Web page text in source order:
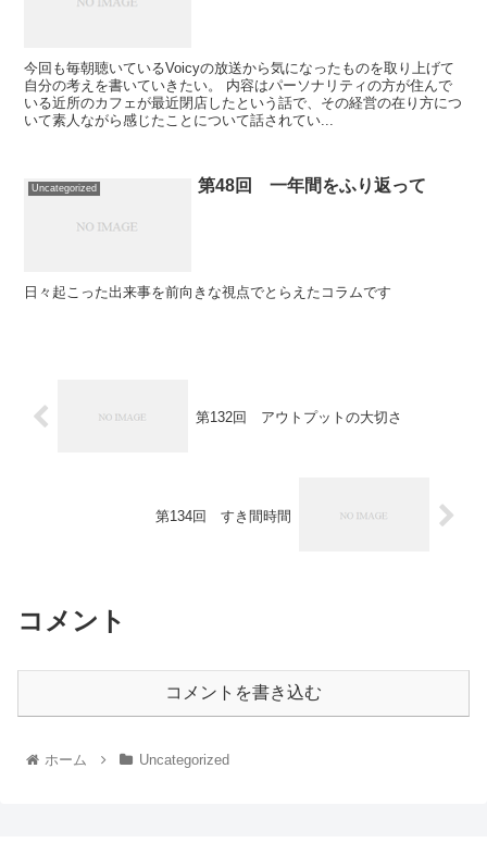
今回も毎朝聴いているVoicyの放送から気になったものを取り上げて
自分の考えを書いていきたい。 内容はパーソナリティの方が住んで
いる近所のカフェが最近閉店したという話で、その経営の在り方につ
いて素人ながら感じたことについて話されてい...
Uncategorized 第48回 一年間をふり返って
日々起こった出来事を前向きな視点でとらえたコラムです
第132回 アウトプットの大切さ
第134回 すき間時間
コメント
コメントを書き込む
ホーム Uncategorized